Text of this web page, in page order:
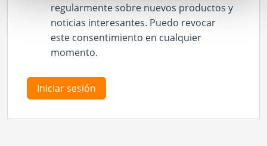
regularmente sobre nuevos productos y
noticias interesantes. Puedo revocar
este consentimiento en cualquier
momento.